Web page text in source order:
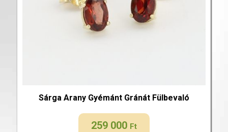
Sárga Arany Gyémánt Gránát Fülbevaló
259 000 Ft